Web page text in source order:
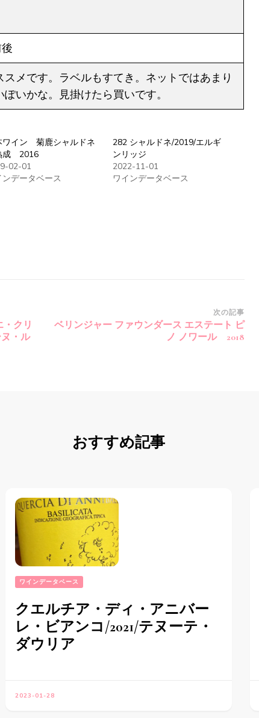
スメです。ラベルもすてき。ネットではあまり
いかな。見掛けたら買いです。
ワイン 菊鹿シャルドネ
成 2016
02-01
ンデータベース
282 シャルドネ/2019/エルギ
ンリッジ
2022-11-01
ワインデータベース
クリ
・ル
次の記事
ベリンジャー ファウンダース エステート ピ
ノ ノワール 2018
おすすめ記事
ワインデータベース
クエルチア・ディ・アニバー
レ・ビアンコ/2021/テヌーテ・
ダウリア
2023-01-28